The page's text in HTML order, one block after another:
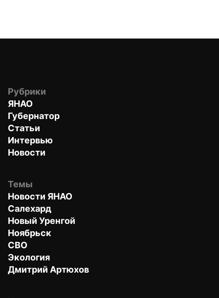
Рубрики
ЯНАО
Губернатор
Статьи
Интервью
Новости
Темы
Новости ЯНАО
Салехард
Новый Уренгой
Ноябрьск
СВО
Экология
Дмитрий Артюхов